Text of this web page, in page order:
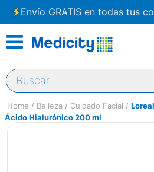
Envío GRATIS en todas tus
Buscar
Belleza Cuidado Facial
Ácido Hialurónico 200 ml